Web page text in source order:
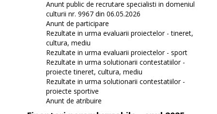
Anunt public de recrutare specialisti in domeniul
culturii nr. 9967 din 06.05.2026
Anunt de participare
Rezultate in urma evaluarii proiectelor - tineret,
cultura, mediu
Rezultate in urma evaluarii proiectelor - sport
Rezultate in urma solutionarii contestatiilor -
proiecte tineret, cultura, mediu
Rezultate in urma solutionarii contestatiilor -
proiecte sportive
Anunt de atribuire